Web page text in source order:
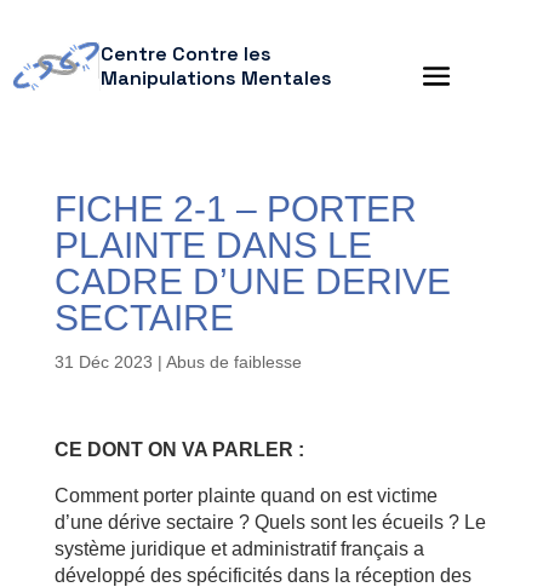
Centre Contre les
Manipulations Mentales
FICHE 2-1 – PORTER
PLAINTE DANS LE
CADRE D’UNE DERIVE
SECTAIRE
31 Déc 2023 | Abus de faiblesse
CE DONT ON VA PARLER :
Comment porter plainte quand on est victime
d’une dérive sectaire ? Quels sont les écueils ? Le
système juridique et administratif français a
développé des spécificités dans la réception des